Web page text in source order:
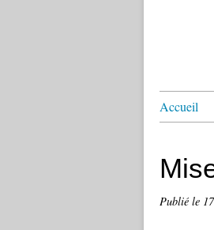
Accueil
Publié le